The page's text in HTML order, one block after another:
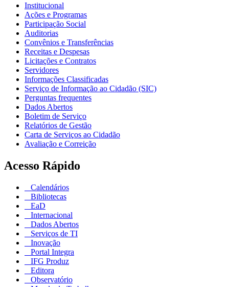
Institucional
Ações e Programas
Participação Social
Auditorias
Convênios e Transferências
Receitas e Despesas
Licitações e Contratos
Servidores
Informações Classificadas
Serviço de Informação ao Cidadão (SIC)
Perguntas frequentes
Dados Abertos
Boletim de Serviço
Relatórios de Gestão
Carta de Serviços ao Cidadão
Avaliação e Correição
Acesso Rápido
Calendários
Bibliotecas
EaD
Internacional
Dados Abertos
Serviços de TI
Inovação
Portal Integra
IFG Produz
Editora
Observatório